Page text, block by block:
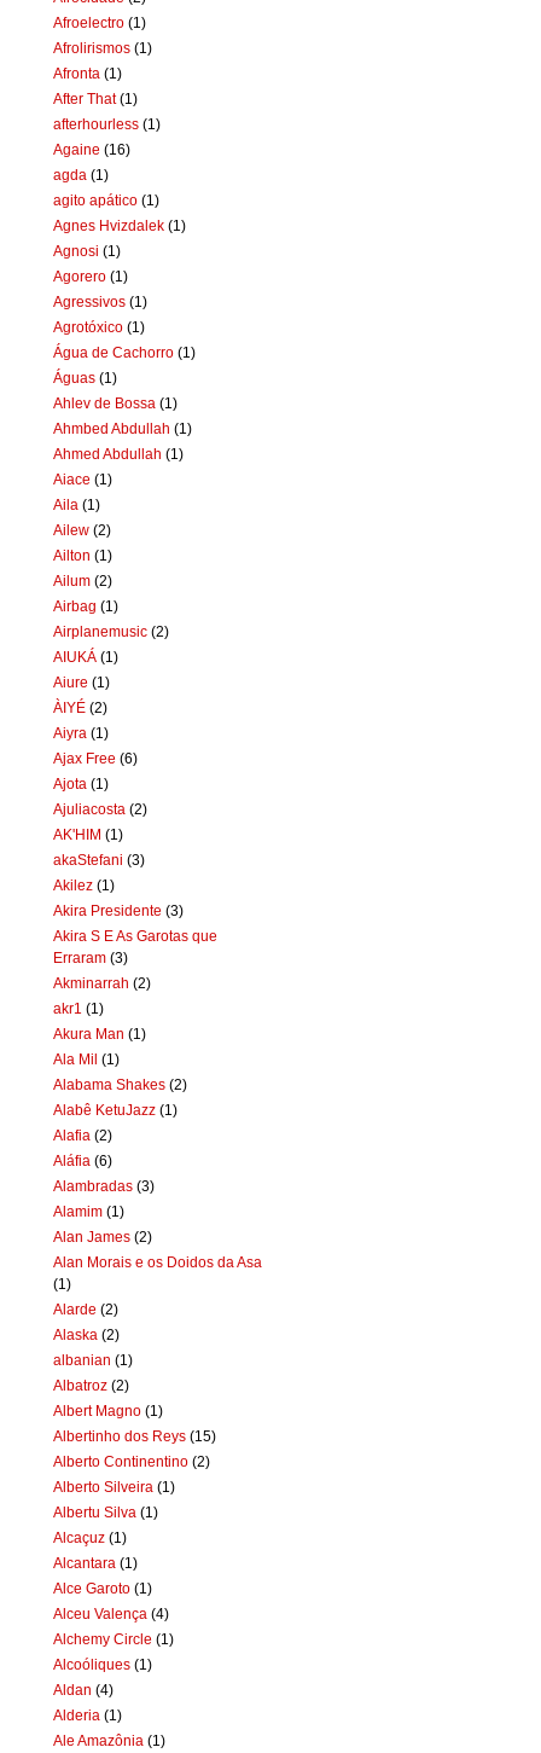
Afroelectro (1)
Afrolirismos (1)
Afronta (1)
After That (1)
afterhourless (1)
Againe (16)
agda (1)
agito apático (1)
Agnes Hvizdalek (1)
Agnosi (1)
Agorero (1)
Agressivos (1)
Agrotóxico (1)
Água de Cachorro (1)
Águas (1)
Ahlev de Bossa (1)
Ahmbed Abdullah (1)
Ahmed Abdullah (1)
Aiace (1)
Aila (1)
Ailew (2)
Ailton (1)
Ailum (2)
Airbag (1)
Airplanemusic (2)
AIUKÁ (1)
Aiure (1)
ÀIYÉ (2)
Aiyra (1)
Ajax Free (6)
Ajota (1)
Ajuliacosta (2)
AK'HIM (1)
akaStefani (3)
Akilez (1)
Akira Presidente (3)
Akira S E As Garotas que
Erraram (3)
Akminarrah (2)
akr1 (1)
Akura Man (1)
Ala Mil (1)
Alabama Shakes (2)
Alabê KetuJazz (1)
Alafia (2)
Aláfia (6)
Alambradas (3)
Alamim (1)
Alan James (2)
Alan Morais e os Doidos da Asa
(1)
Alarde (2)
Alaska (2)
albanian (1)
Albatroz (2)
Albert Magno (1)
Albertinho dos Reys (15)
Alberto Continentino (2)
Alberto Silveira (1)
Albertu Silva (1)
Alcaçuz (1)
Alcantara (1)
Alce Garoto (1)
Alceu Valença (4)
Alchemy Circle (1)
Alcoóliques (1)
Aldan (4)
Alderia (1)
Ale Amazônia (1)